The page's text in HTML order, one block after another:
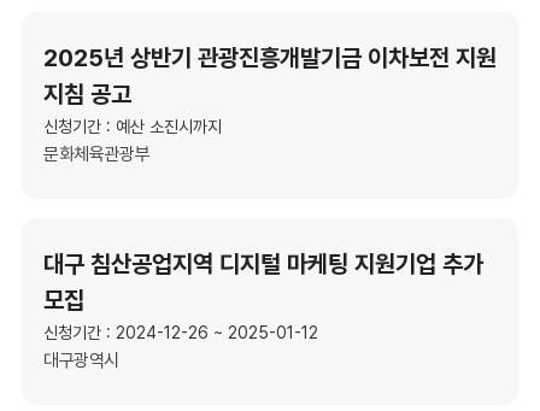
2025년 상반기 관광진흥개발기금 이차보전 지원
지침 공고
신청기간 : 예산 소진시까지
문화체육관광부
대구 침산공업지역 디지털 마케팅 지원기업 추가
모집
신청기간 : 2024-12-26 ~ 2025-01-12
대구광역시